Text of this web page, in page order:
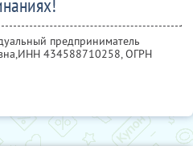
предприниматель
ИНН 434588710258, ОГРН